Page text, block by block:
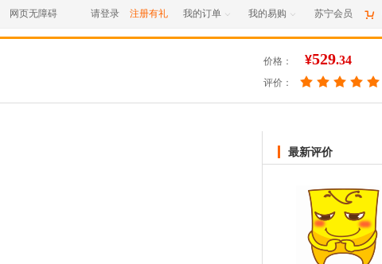
网页无障碍 请登录 注册有礼 我的订单  我的易购  苏宁会员 
价格： ¥529.34
评价：
最新评价